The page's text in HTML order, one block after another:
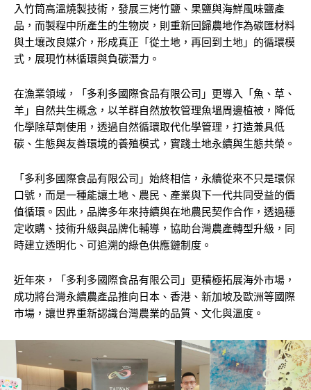
入竹筒高溫燒製技術，發展三烤竹鹽、果鹽與海鮮風味鹽產
品，而製程中所產生的生物炭，則重新回歸農地作為碳匯材料
與土壤改良媒介，形成真正「從土地，再回到土地」的循環模
式，展現竹林循環與負碳潛力。
在漁業領域，「多利多國際食品有限公司」更導入「魚、草、
羊」自然共生概念，以羊群自然放牧管理魚塭周邊植被，降低
化學除草劑使用，透過自然循環取代化學管理，打造兼具低
碳、生態與友善環境的養殖模式，實踐土地永續與生態共榮。
「多利多國際食品有限公司」始終相信，永續從來不只是環保
口號，而是一種能讓土地、農民、產業與下一代共同受益的價
值循環。因此，品牌多年來持續與在地農民契作合作，透過穩
定收購、技術升級與品牌化輔導，協助台灣農產轉型升級，同
時建立透明化、可追溯的綠色供應鏈制度。
近年來，「多利多國際食品有限公司」更積極拓展海外市場，
成功將台灣永續農產品推向日本、香港、新加坡及歐洲等國際
市場，讓世界重新認識台灣農業的品質、文化與溫度。